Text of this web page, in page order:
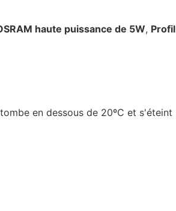
haute puissance de 5W, Profil
en dessous de 20ºC et s'éteint